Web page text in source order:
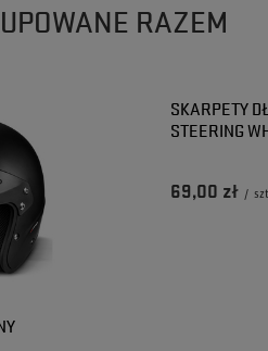
RAZEM
SKARPETY
STEERING
69,00 zł /